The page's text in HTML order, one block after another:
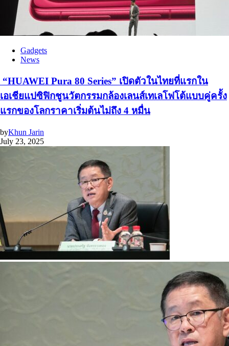
Gadgets
News
“HUAWEI Pura 80 Series” เปิดตัวในไทยที่แรกใน
เอเชียแปซิฟิกชูนวัตกรรมกล้องเลนส์เทเลโฟโต้แบบคู่ครั้ง
แรกของโลกราคาเริ่มต้นไม่ถึง 4 หมื่น
byKhun Jarin
July 23, 2025